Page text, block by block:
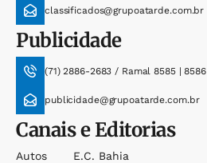
classificados@grupoatarde.com.br
Publicidade
(71) 2886-2683 / Ramal 8585 | 8586
publicidade@grupoatarde.com.br
Canais e Editorias
Autos
E.c. Bahia